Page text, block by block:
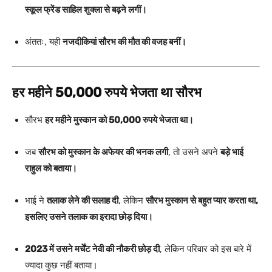
स्कूल फ्रेंड साहिल शुक्ला से बढ़ने लगीं।
अंततः, यहीनजदीकियां सौरभ की मौत की वजह बनीं।
हर महीने 50,000 रुपये भेजता था सौरभ
सौरभहर महीने मुस्कान को 50,000 रुपये भेजता था।
जबसौरभ को मुस्कान के अफेयर की भनक लगी, तो उसने अपनेबड़े भाई
राहुल को बताया।
भाई नेतलाक लेने की सलाह दी, लेकिनसौरभ मुस्कान से बहुत प्यार करता था,
इसलिए उसने तलाक का इरादा छोड़ दिया।
2023 में उसने मर्चेंट नेवी की नौकरी छोड़ दी, लेकिन परिवार को इस बारे में
ज्यादा कुछ नहीं बताया।